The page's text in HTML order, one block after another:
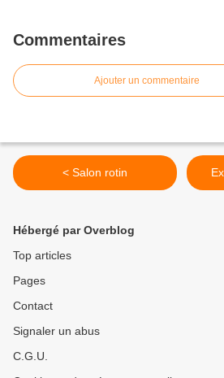
Commentaires
Ajouter un commentaire
< Salon rotin
Hébergé par Overblog
Top articles
Pages
Contact
Signaler un abus
C.G.U.